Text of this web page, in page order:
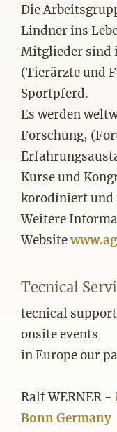
Die
Lindner ins
Mitglieder sind
(Tierärzte und
Sportpferd.
Es werden
Forschung,
Kurse und
korodiniert
Weitere
Website
Tecnical
tecnical
onsite events
in Europe our
Ralf WERNER -
Bonn Germany